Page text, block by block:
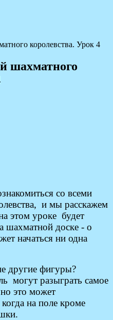
королевства. Урок 4
шахматного
со всеми
и мы расскажем
этом уроке будет
шахматной доске - о
начаться ни одна
другие фигуры?
могут разыграть самое
это может
на поле кроме